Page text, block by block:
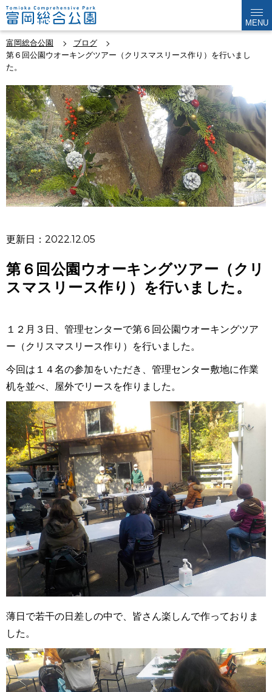
MENU
富岡総合公園
ブログ
第６回公園ウオーキングツアー（クリスマスリース作り）を行いまし
た。
更新日：2022.12.05
第６回公園ウオーキングツアー（クリ
スマスリース作り）を行いました。
１２月３日、管理センターで第６回公園ウオーキングツア
ー（クリスマスリース作り）を行いました。
今回は１４名の参加をいただき、管理センター敷地に作業
机を並べ、屋外でリースを作りました。
薄日で若干の日差しの中で、皆さん楽しんで作っておりま
した。